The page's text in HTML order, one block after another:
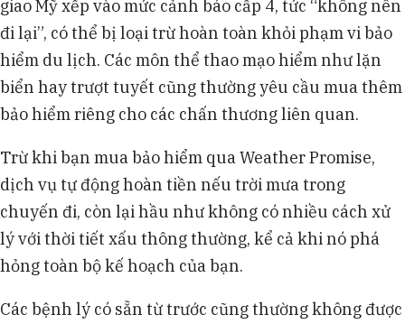
giao Mỹ xếp vào mức cảnh báo cấp 4, tức “không nên
đi lại”, có thể bị loại trừ hoàn toàn khỏi phạm vi bảo
hiểm du lịch. Các môn thể thao mạo hiểm như lặn
biển hay trượt tuyết cũng thường yêu cầu mua thêm
bảo hiểm riêng cho các chấn thương liên quan.
Trừ khi bạn mua bảo hiểm qua Weather Promise,
dịch vụ tự động hoàn tiền nếu trời mưa trong
chuyến đi, còn lại hầu như không có nhiều cách xử
lý với thời tiết xấu thông thường, kể cả khi nó phá
hỏng toàn bộ kế hoạch của bạn.
Các bệnh lý có sẵn từ trước cũng thường không được